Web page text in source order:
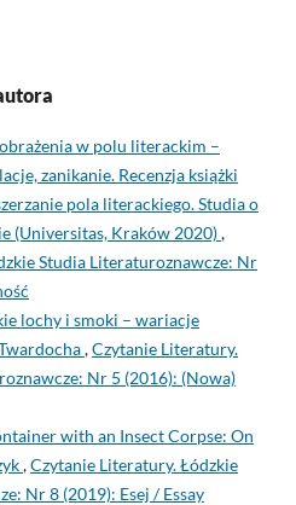
w polu literackim –
zanikanie. Recenzja książki
pola literackiego. Studia o
(Universitas, Kraków 2020),
Studia Literaturoznawcze: Nr
lochy i smoki – wariacje
,Czytanie Literatury.
Nr 5 (2016): (Nowa)
with an Insect Corpse: On
,Czytanie Literatury. Łódzkie
Nr 8 (2019): Esej / Essay